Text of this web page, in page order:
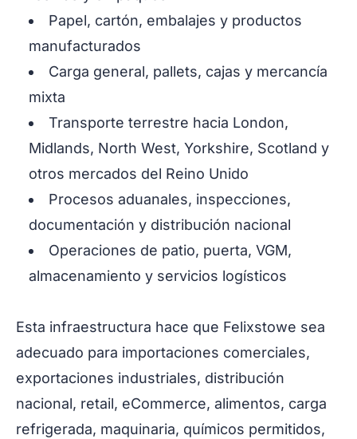
Papel, cartón, embalajes y productos
manufacturados
Carga general, pallets, cajas y mercancía
mixta
Transporte terrestre hacia London,
Midlands, North West, Yorkshire, Scotland y
otros mercados del Reino Unido
Procesos aduanales, inspecciones,
documentación y distribución nacional
Operaciones de patio, puerta, VGM,
almacenamiento y servicios logísticos
Esta infraestructura hace que Felixstowe sea
adecuado para importaciones comerciales,
exportaciones industriales, distribución
nacional, retail, eCommerce, alimentos, carga
refrigerada, maquinaria, químicos permitidos,